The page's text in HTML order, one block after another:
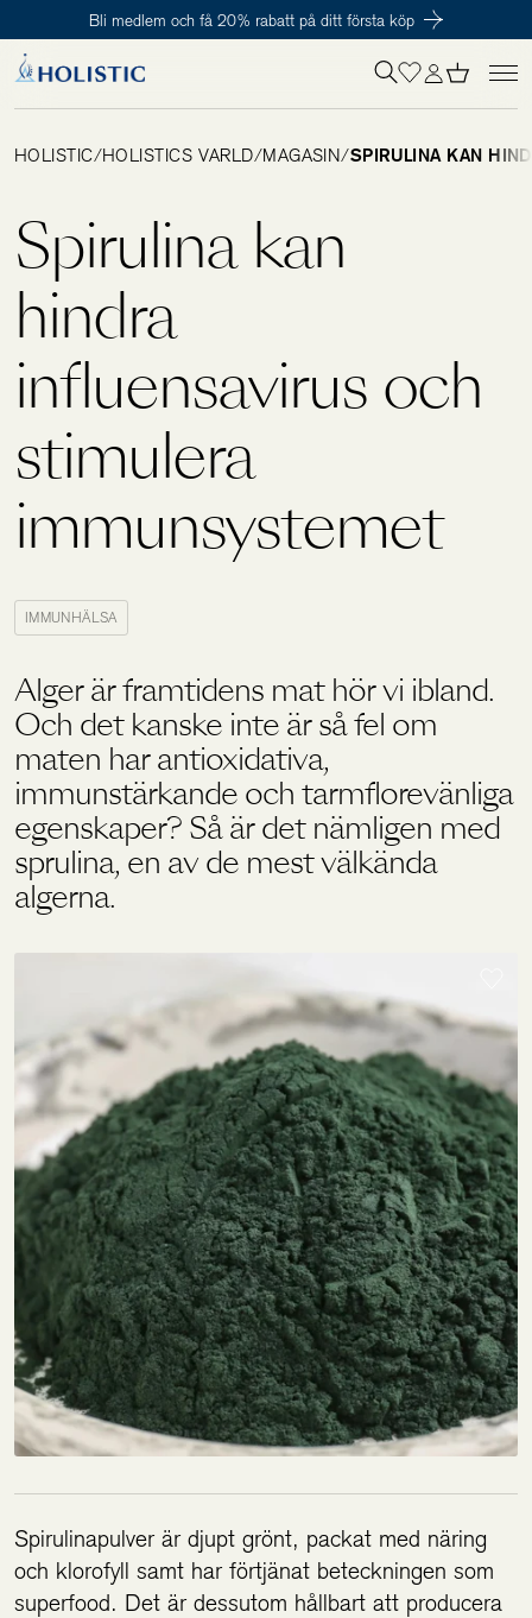
Bli medlem och få 20% rabatt på ditt första köp
Kit
Digitalt behovstest
Hälsotester
Holistics värld
Utbildning
För återförsäljare
Tillagd i varukorgen Till kassan
För att påbörja en prenumeration hos oss så behöver du vara medlem i
Holistic Club. Det är helt kostnadsfritt.
HOLISTIC/HOLISTICS VÄRLD/MAGASIN/SPIRULINA KAN
Spirulina kan
hindra
influensavirus och
stimulera
immunsystemet
IMMUNHÄLSA
Alger är framtidens mat hör vi ibland.
Och det kanske inte är så fel om
maten har antioxidativa,
immunstärkande och tarmflorevänliga
egenskaper? Så är det nämligen med
sprulina, en av de mest välkända
algerna.
Spirulinapulver är djupt grönt, packat med näring
och klorofyll samt har förtjänat beteckningen som
superfood. Det är dessutom hållbart att producera